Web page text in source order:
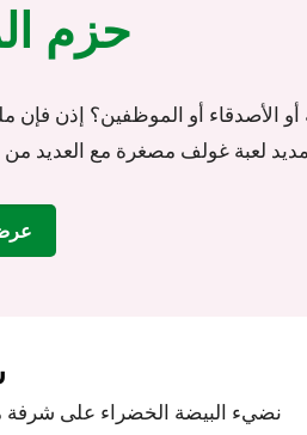
حزم
أو الأصدقاء أو الموظفين؟ إذن
لعبة غولف مصغرة مع العديد من